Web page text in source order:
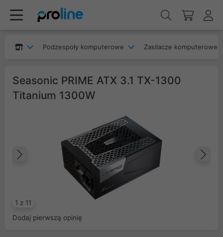
Podzespoły komputerowe Zasilacze komputerowe
Seasonic PRIME ATX 3.1 TX-1300
Titanium 1300W
1 z 11
Poprzedni
Dodaj pierwszą opinię